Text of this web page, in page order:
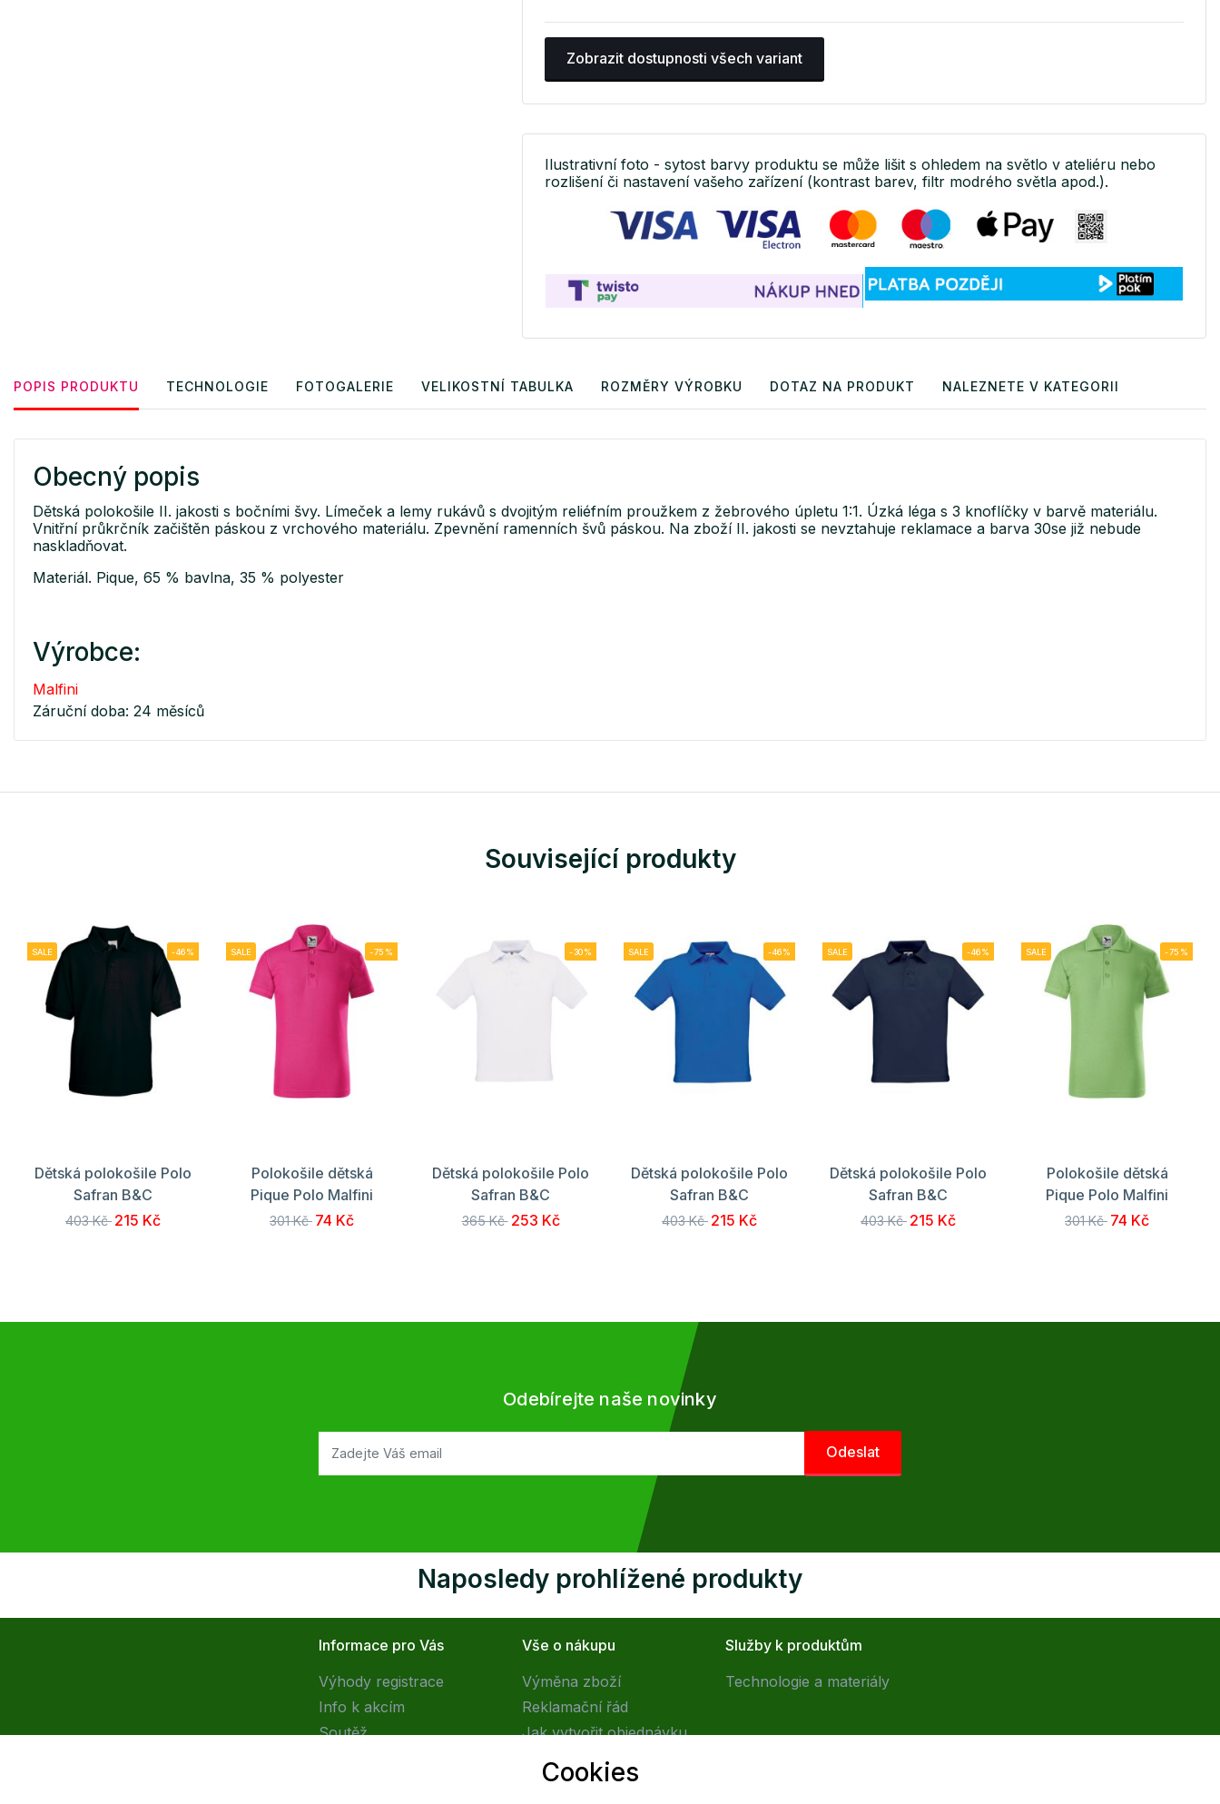
Zobrazit dostupnosti všech variant
Ilustrativní foto - sytost barvy produktu se může lišit s ohledem na světlo v ateliéru nebo
rozlišení či nastavení vašeho zařízení (kontrast barev, filtr modrého světla apod.).
POPIS PRODUKTU TECHNOLOGIE FOTOGALERIE VELIKOSTNÍ TABULKA ROZMĚRY VÝROBKU DOTAZ NA PRODUKT NALEZNETE V KATEGORII
Obecný popis
Dětská polokošile II. jakosti s bočními švy. Límeček a lemy rukávů s dvojitým reliéfním proužkem z žebrového úpletu 1:1. Úzká léga s 3 knoflíčky v barvě materiálu.
Vnitřní průkrčník začištěn páskou z vrchového materiálu. Zpevnění ramenních švů páskou. Na zboží II. jakosti se nevztahuje reklamace a barva 30se již nebude
naskladňovat.
Materiál. Pique, 65 % bavlna, 35 % polyester
Výrobce:
Malfini
Záruční doba: 24 měsíců
Související produkty
SALE -46%
Dětská polokošile Polo
Safran B&C
403 Kč 215 Kč
SALE -75%
Polokošile dětská
Pique Polo Malfini
301 Kč 74 Kč
-30%
Dětská polokošile Polo
Safran B&C
365 Kč 253 Kč
SALE -46%
Dětská polokošile Polo
Safran B&C
403 Kč 215 Kč
SALE -46%
Dětská polokošile Polo
Safran B&C
403 Kč 215 Kč
SALE -75%
Polokošile dětská
Pique Polo Malfini
301 Kč 74 Kč
Odebírejte naše novinky
Naposledy prohlížené produkty
Informace pro Vás
Výhody registrace
Info k akcím
Soutěž
Vše o nákupu
Výměna zboží
Reklamační řád
Jak vytvořit objednávku
Obchodní podmínky
Doprava
Služby k produktům
Technologie a materiály
Cookies